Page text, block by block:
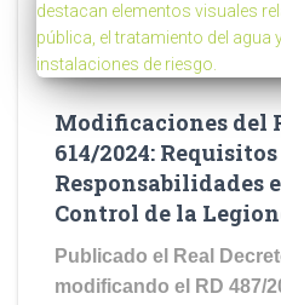
Modificaciones del
614/2024:
Responsabilidades
Control de la
Publicado el Real
modificando el RD 487/